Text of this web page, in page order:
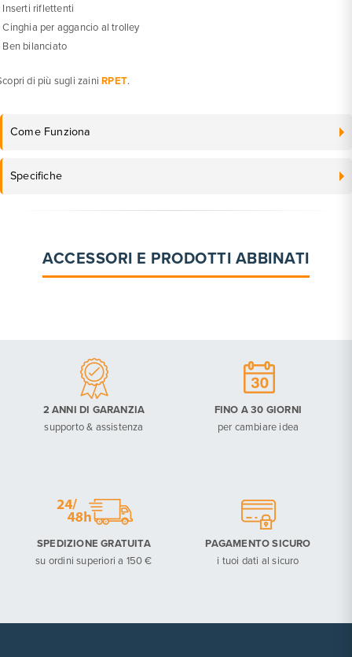
Inserti riflettenti
Cinghia per aggancio al trolley
Ben bilanciato
di più sugli zainiRPET.
Come Funziona
Specifiche
ACCESSORI E PRODOTTI ABBINATI
2 ANNI DI GARANZIA
supporto & assistenza
FINO A 30 GIORNI
per cambiare idea
SPEDIZIONE GRATUITA
su ordini superiori a 150 €
PAGAMENTO SICURO
i tuoi dati al sicuro